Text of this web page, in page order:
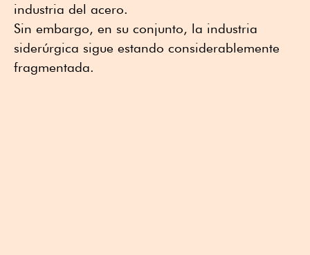
industria del acero.
Sin embargo, en su conjunto, la industria
siderúrgica sigue estando considerablemente
fragmentada.